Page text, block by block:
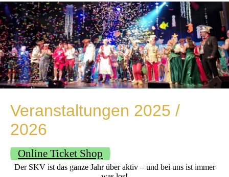
Veranstaltungen 2025 /
2026
Online Ticket Shop
Der SKV ist das ganze Jahr über aktiv – und bei uns ist immer